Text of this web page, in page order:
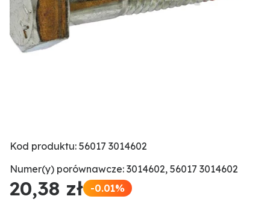
Kod produktu: 56017 3014602
Numer(y) porównawcze: 3014602, 56017 3014602
20,38 zł -0.01%